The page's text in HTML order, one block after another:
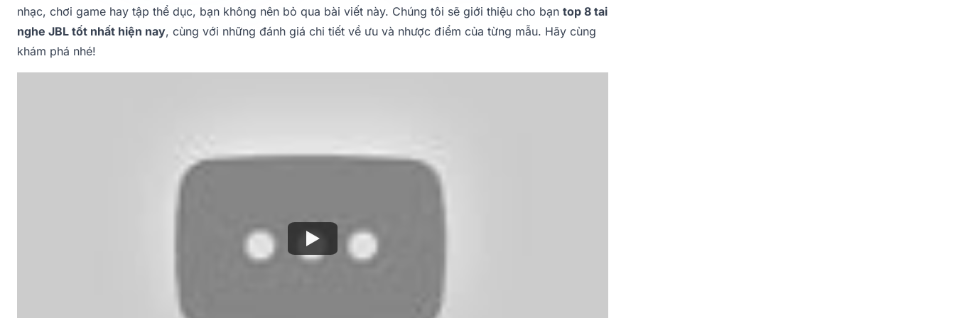
nhạc, chơi game hay tập thể dục, bạn không nên bỏ qua bài viết này. Chúng tôi sẽ giới thiệu cho bạn top 8 tai
nghe JBL tốt nhất hiện nay, cùng với những đánh giá chi tiết về ưu và nhược điểm của từng mẫu. Hãy cùng
khám phá nhé!